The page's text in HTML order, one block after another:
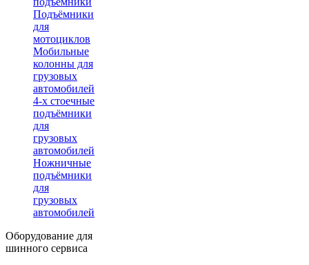
Подъёмники
для
мотоциклов
Мобильные
колонны для
грузовых
автомобилей
4-х стоечные
подъёмники
для
грузовых
автомобилей
Ножничные
подъёмники
для
грузовых
автомобилей
Оборудование для
шинного сервиса